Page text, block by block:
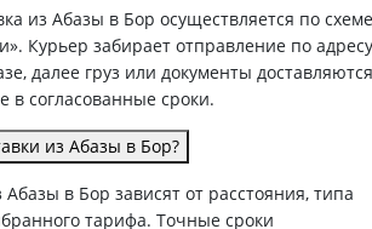
из Абазы в Бор осуществляется по схеме
Курьер забирает отправление по адресу
далее груз или документы доставляются
в согласованные сроки.
из Абазы в Бор?
Абазы в Бор зависят от расстояния, типа
тарифа. Точные сроки